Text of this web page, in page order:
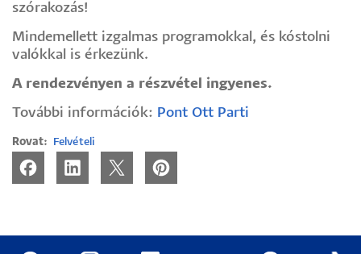
szórakozás!
Mindemellett izgalmas programokkal, és kóstolni
valókkal is érkezünk.
A rendezvényen a részvétel ingyenes.
További információk: Pont Ott Parti
Rovat Felvételi